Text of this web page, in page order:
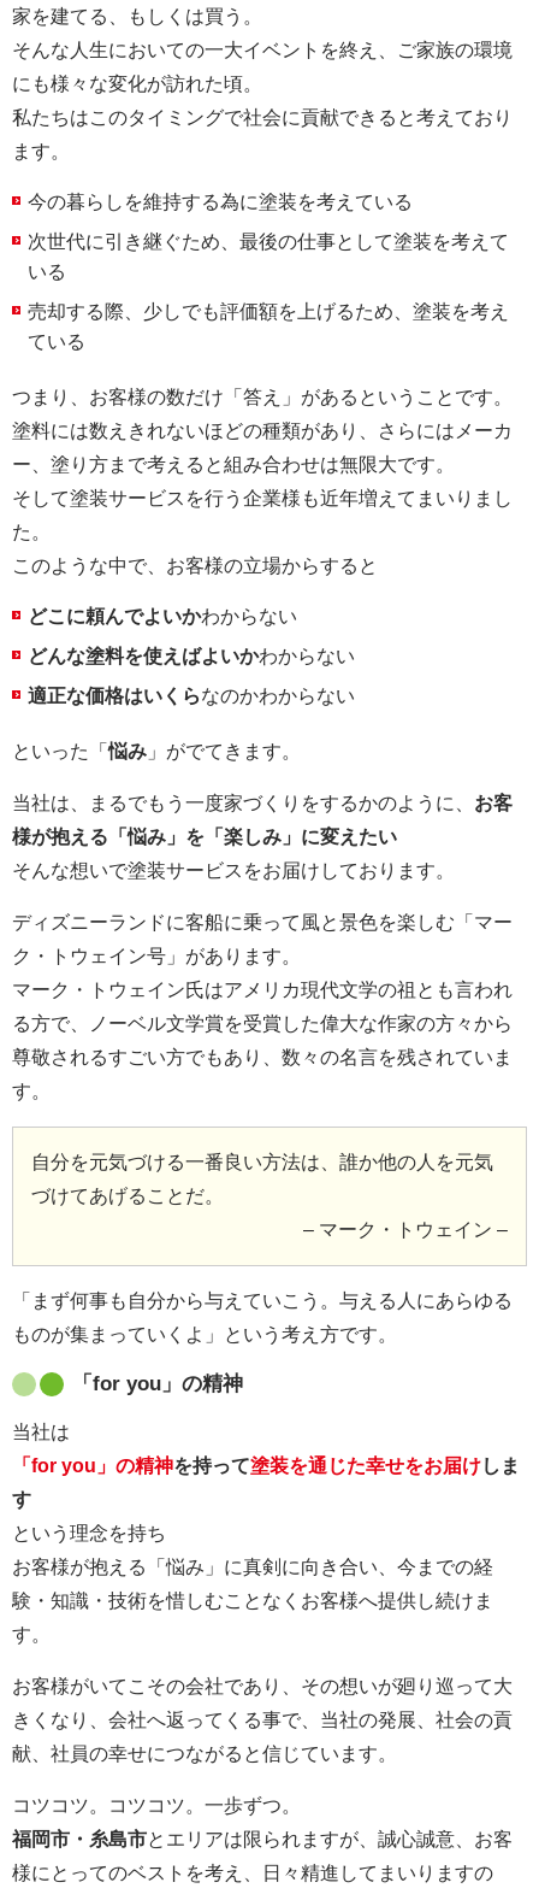
家を建てる、もしくは買う。
そんな人生においての一大イベントを終え、ご家族の環境
にも様々な変化が訪れた頃。
私たちはこのタイミングで社会に貢献できると考えており
ます。
今の暮らしを維持する為に塗装を考えている
次世代に引き継ぐため、最後の仕事として塗装を考えて
いる
売却する際、少しでも評価額を上げるため、塗装を考え
ている
つまり、お客様の数だけ「答え」があるということです。
塗料には数えきれないほどの種類があり、さらにはメーカ
ー、塗り方まで考えると組み合わせは無限大です。
そして塗装サービスを行う企業様も近年増えてまいりまし
た。
このような中で、お客様の立場からすると
どこに頼んでよいかわからない
どんな塗料を使えばよいかわからない
適正な価格はいくらなのかわからない
といった「悩み 」がでてきます。
当社は、まるでもう一度家づくりをするかのように、 お客
様が抱える「悩み」を「楽しみ」に変えたい
そんな想いで塗装サービスをお届けしております。
ディズニーランドに客船に乗って風と景色を楽しむ「マー
ク・トウェイン号」があります。
マーク・トウェイン氏はアメリカ現代文学の祖とも言われ
る方で、ノーベル文学賞を受賞した偉大な作家の方々から
尊敬されるすごい方でもあり、数々の名言を残されていま
す。
自分を元気づける一番良い方法は、誰か他の人を元気
づけてあげることだ。
– マーク・トウェイン –
「まず何事も自分から与えていこう。与える人にあらゆる
ものが集まっていくよ」という考え方です。
「for you」の精神
当社は
「for you」の精神を持って塗装を通じた幸せをお届けしま
す
という理念を持ち
お客様が抱える「悩み」に真剣に向き合い、今までの経
験・知識・技術を惜しむことなくお客様へ提供し続けま
す。
お客様がいてこその会社であり、その想いが廻り巡って大
きくなり、会社へ返ってくる事で、当社の発展、社会の貢
献、社員の幸せにつながると信じています。
コツコツ。コツコツ。一歩ずつ。
福岡市・糸島市とエリアは限られますが、誠心誠意、お客
様にとってのベストを考え、日々精進してまいりますの